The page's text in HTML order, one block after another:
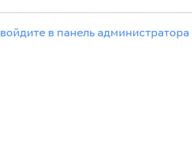
войдите в панель администратора